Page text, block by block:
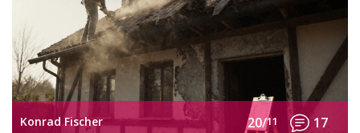
Konrad Fischer 20/11 17